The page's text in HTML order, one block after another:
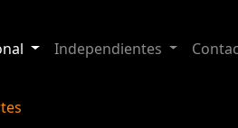
Independientes